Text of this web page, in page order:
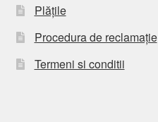
Plățile
Procedura de reclamație
Termeni si conditii